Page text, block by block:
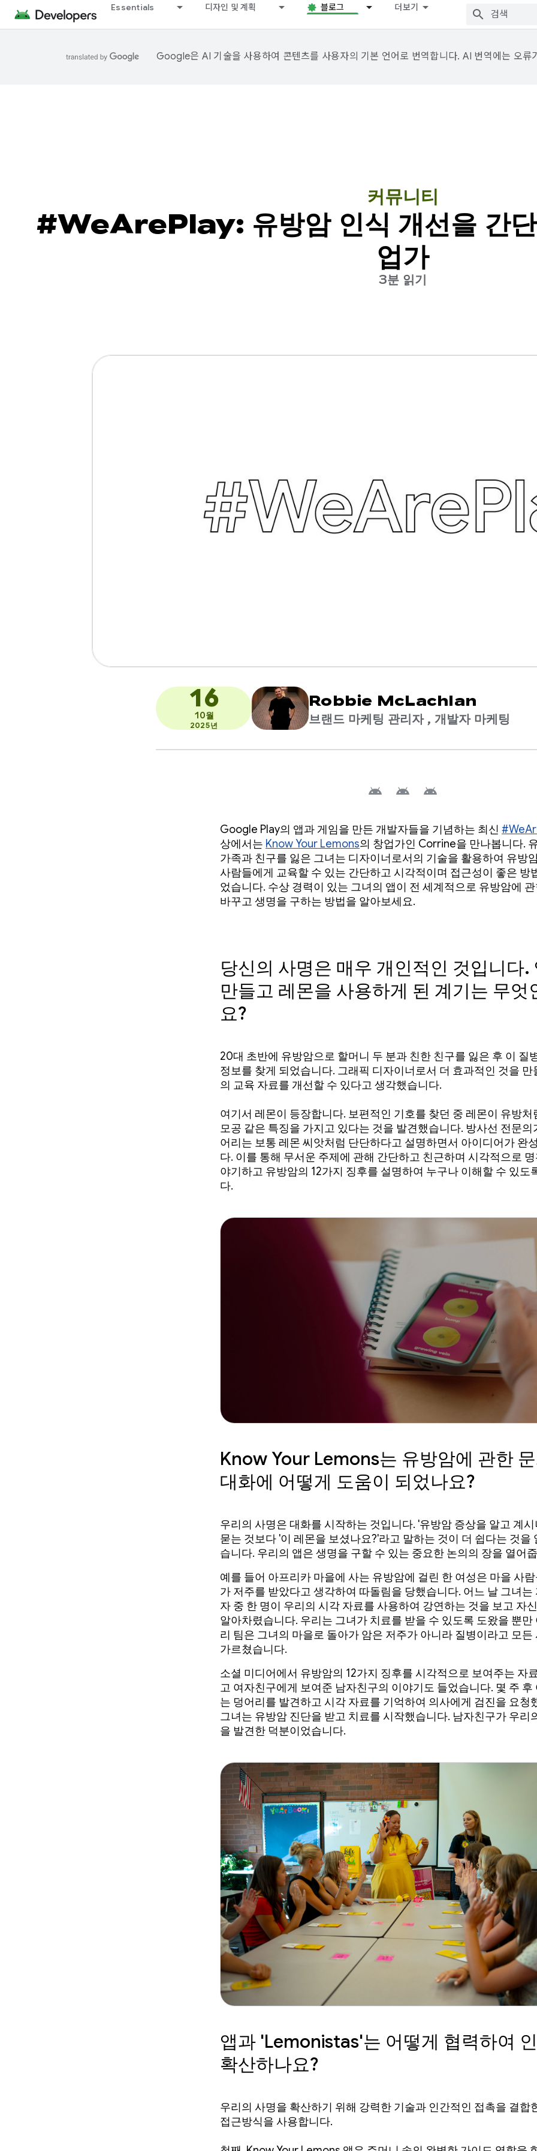
Essentials 디자인 및 계획 블로그 더보기
Google은 AI 기술을 사용하여 콘텐츠를 사용자의 기본 언어로 번역합니다. AI 번역에는 오류
커뮤니티
#WeArePlay: 유방암 인식 개선을 간단
업가
3분 읽기
16
10월
2025년
Robbie McLachlan
브랜드 마케팅 관리자 , 개발자 마케팅
Google Play의 앱과 게임을 만든 개발자들을 기념하는 최신
상에서는 Know Your Lemons의 창업가인 Corrine을 만나봅니다.
가족과 친구를 잃은 그녀는 디자이너로서의 기술을 활용하여 유방
사람들에게 교육할 수 있는 간단하고 시각적이며 접근성이 좋은 방
었습니다. 수상 경력이 있는 그녀의 앱이 전 세계적으로 유방암에
바꾸고 생명을 구하는 방법을 알아보세요.
당신의 사명은 매우 개인적인 것입니다.
만들고 레몬을 사용하게 된 계기는 무엇
요?
20대 초반에 유방암으로 할머니 두 분과 친한 친구를 잃은 후 이 질
정보를 찾게 되었습니다. 그래픽 디자이너로서 더 효과적인 것을 만
의 교육 자료를 개선할 수 있다고 생각했습니다.
여기서 레몬이 등장합니다. 보편적인 기호를 찾던 중 레몬이 유방처
모공 같은 특징을 가지고 있다는 것을 발견했습니다. 방사선 전문의
어리는 보통 레몬 씨앗처럼 단단하다고 설명하면서 아이디어가 완
다. 이를 통해 무서운 주제에 관해 간단하고 친근하며 시각적으로
야기하고 유방암의 12가지 징후를 설명하여 누구나 이해할 수 있도
다.
Know Your Lemons는 유방암에 관한
대화에 어떻게 도움이 되었나요?
우리의 사명은 대화를 시작하는 것입니다. '유방암 증상을 알고 계
묻는 것보다 '이 레몬을 보셨나요?'라고 말하는 것이 더 쉽다는 것을
습니다. 우리의 앱은 생명을 구할 수 있는 중요한 논의의 장을 열어
예를 들어 아프리카 마을에 사는 유방암에 걸린 한 여성은 마을 사
가 저주를 받았다고 생각하여 따돌림을 당했습니다. 어느 날 그녀는
자 중 한 명이 우리의 시각 자료를 사용하여 강연하는 것을 보고 자
알아차렸습니다. 우리는 그녀가 치료를 받을 수 있도록 도왔을 뿐만
리 팀은 그녀의 마을로 돌아가 암은 저주가 아니라 질병이라고 모든
가르쳤습니다.
소셜 미디어에서 유방암의 12가지 징후를 시각적으로 보여주는 자
고 여자친구에게 보여준 남자친구의 이야기도 들었습니다. 몇 주 후
는 덩어리를 발견하고 시각 자료를 기억하여 의사에게 검진을 요청
그녀는 유방암 진단을 받고 치료를 시작했습니다. 남자친구가 우리
을 발견한 덕분이었습니다.
앱과 'Lemonistas'는 어떻게 협력하여
확산하나요?
우리의 사명을 확산하기 위해 강력한 기술과 인간적인 접촉을 결합
접근방식을 사용합니다.